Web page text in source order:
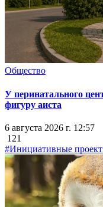
Общество
У перинатального
фигуру аиста
6 августа 2026 г. 12:57
121
#Инициативные